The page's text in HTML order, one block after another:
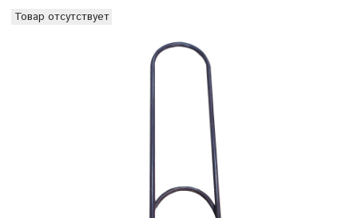
Товар отсутствует